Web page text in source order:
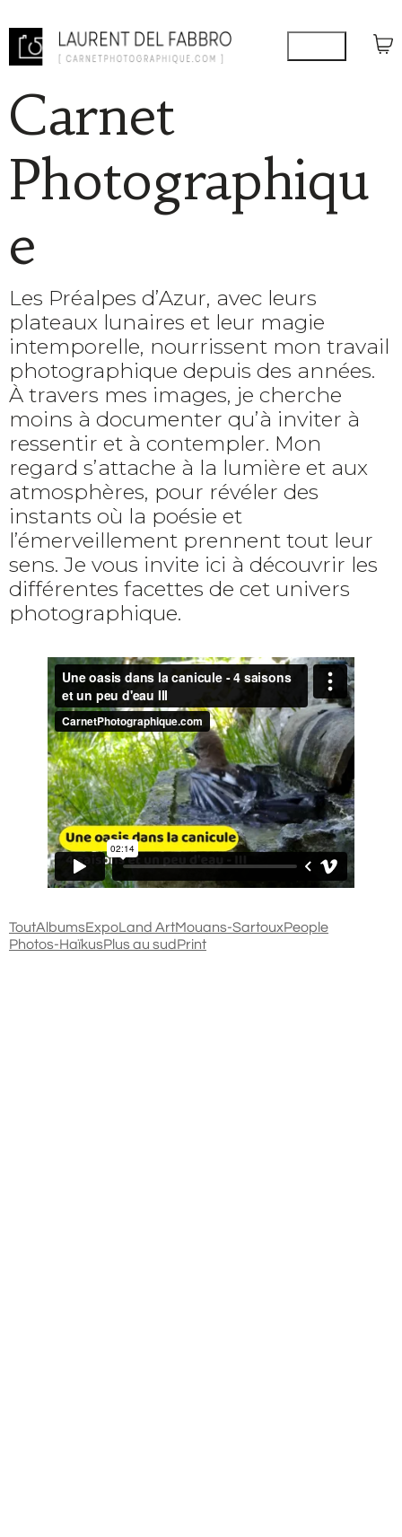
Carnet
Photographiqu
e
Les Préalpes d’Azur, avec leurs
plateaux lunaires et leur magie
intemporelle, nourrissent mon travail
photographique depuis des années.
À travers mes images, je cherche
moins à documenter qu’à inviter à
ressentir et à contempler. Mon
regard s’attache à la lumière et aux
atmosphères, pour révéler des
instants où la poésie et
l’émerveillement prennent tout leur
sens. Je vous invite ici à découvrir les
différentes facettes de cet univers
photographique.
ToutAlbumsExpoLand ArtMouans-SartouxPeople
Photos-HaïkusPlus au sudPrint